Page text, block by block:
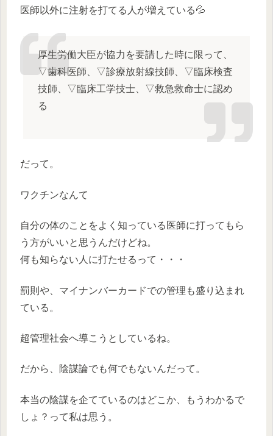
医師以外に注射を打てる人が増えている💦
厚生労働大臣が協力を要請した時に限って、
▽歯科医師、▽診療放射線技師、▽臨床検査
技師、▽臨床工学技士、▽救急救命士に認め
る
だって。
ワクチンなんて
自分の体のことをよく知っている医師に打ってもら
う方がいいと思うんだけどね。
何も知らない人に打たせるって・・・
罰則や、マイナンバーカードでの管理も盛り込まれ
ている。
超管理社会へ導こうとしているね。
だから、陰謀論でも何でもないんだって。
本当の陰謀を企てているのはどこか、もうわかるで
しょ？って私は思う。